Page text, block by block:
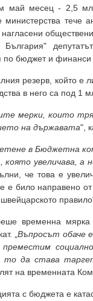
май месец - 2,5
тече
бюджет и финанси
резерв, който е
в него са под 1
мерки, които
на държавата",
в Бюджетна
увеличава, а
че това е
е било направено
временна
„Въпросът обаче
да става
на временната
с бюджета е